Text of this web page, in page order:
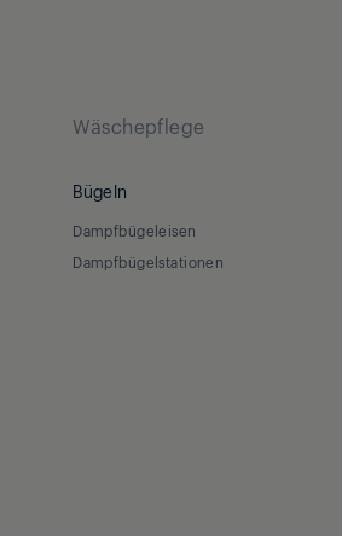
Wäschepflege
Bügeln
Dampfbügeleisen
Dampfbügelstationen